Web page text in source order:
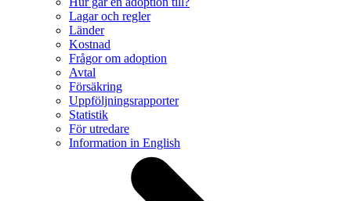
Lagar och regler
Länder
Kostnad
Frågor om adoption
Avtal
Försäkring
Uppföljningsrapporter
Statistik
För utredare
Information in English